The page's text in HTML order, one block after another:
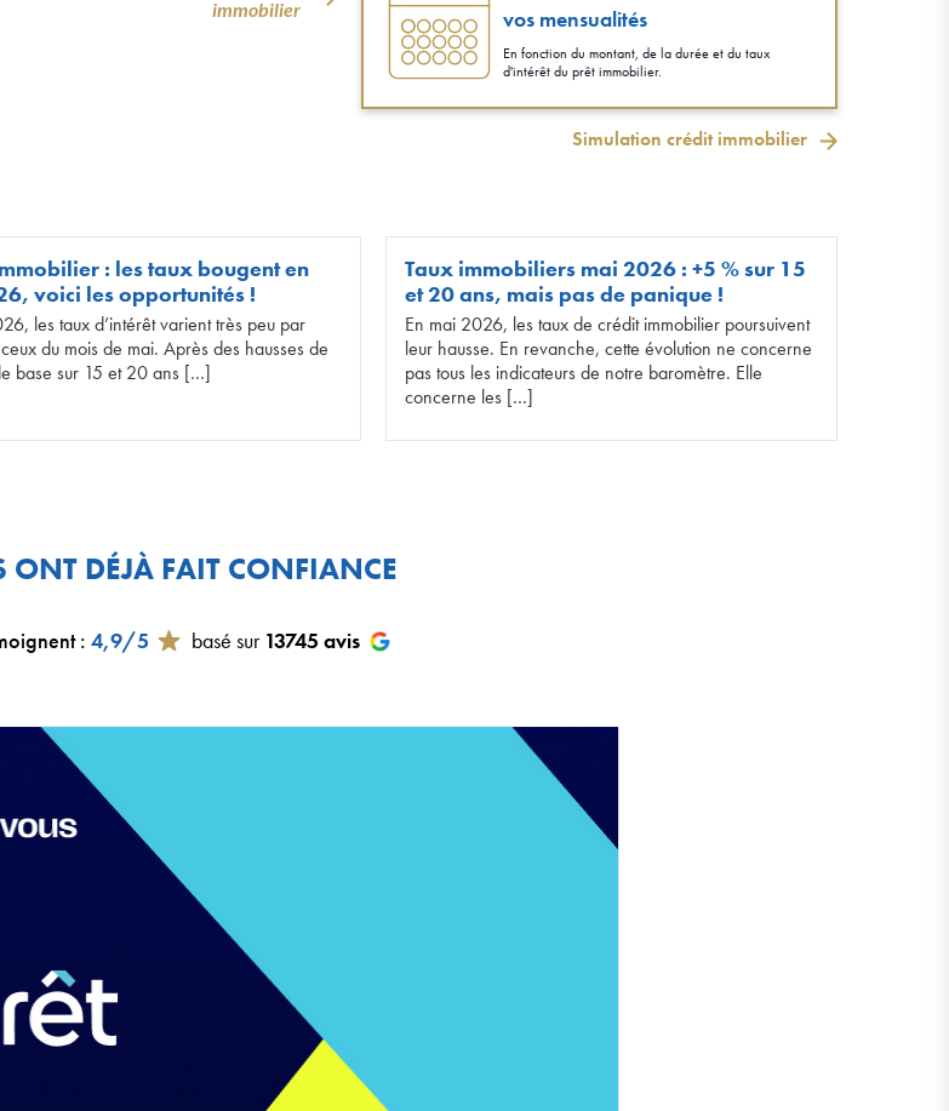
immobilier
vos mensualités
En fonction du montant, de la durée et du taux
d'intérêt du prêt immobilier.
Simulation crédit immobilier
: les taux bougent en
voici les opportunités !
les taux d’intérêt varient très peu par
du mois de mai. Après des hausses de
base sur 15 et 20 ans […]
Taux immobiliers mai 2026 : +5 % sur 15
et 20 ans, mais pas de panique !
En mai 2026, les taux de crédit immobilier poursuivent
leur hausse. En revanche, cette évolution ne concerne
pas tous les indicateurs de notre baromètre. Elle
concerne les […]
ONT DÉJÀ FAIT CONFIANCE
: 4,9/5 basé sur 13745 avis